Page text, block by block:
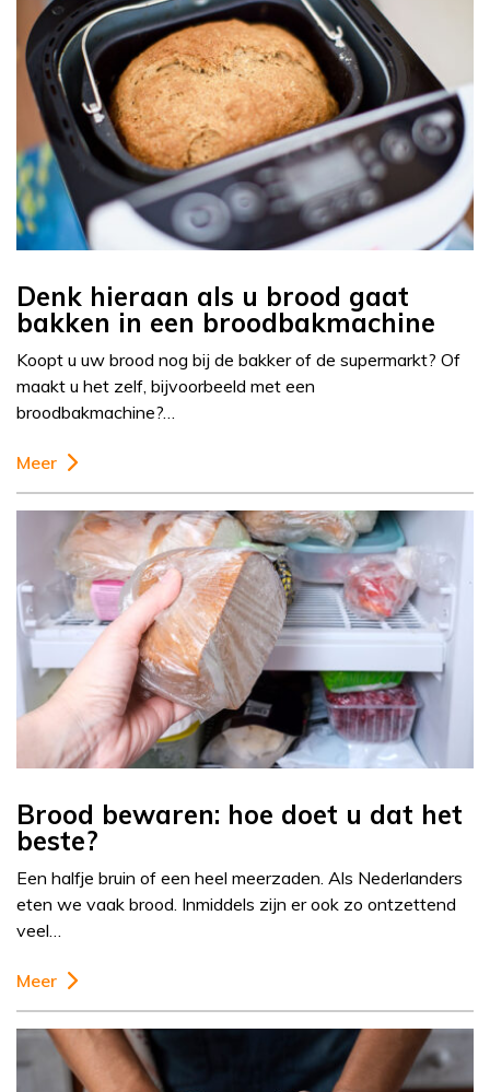
Denk hieraan als u brood gaat
bakken in een broodbakmachine
Koopt u uw brood nog bij de bakker of de supermarkt? Of
maakt u het zelf, bijvoorbeeld met een
broodbakmachine?…
Meer
Brood bewaren: hoe doet u dat het
beste?
Een halfje bruin of een heel meerzaden. Als Nederlanders
eten we vaak brood. Inmiddels zijn er ook zo ontzettend
veel…
Meer